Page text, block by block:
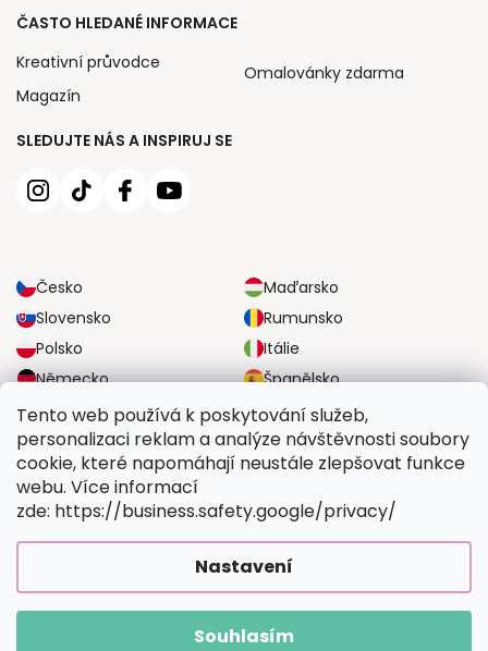
Tento web používá k poskytování služeb,
personalizaci reklam a analýze návštěvnosti soubory
cookie, které napomáhají neustále zlepšovat funkce
webu. Více informací
zde: https://business.safety.google/privacy/
Nastavení
Souhlasím
SLEDUJTE NÁS A INSPIRUJ SE
Česko
Maďarsko
Slovensko
Rumunsko
Polsko
Itálie
Německo
Španělsko
Velká Británie
Rakousko
ČASTO HLEDANÉ INFORMACE
Kreativní průvodce
Magazín
Omalovánky zdarma
SPOLEHLIVÉ MOŽNOSTI DOPRAVY
BEZPEČNÉ MOŽNOSTI PLATBY
Vymalujsisam.cz. Všechna práva vyhrazena.